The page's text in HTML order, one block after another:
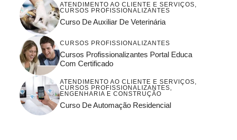
ATENDIMENTO AO CLIENTE E SERVIÇOS
CURSOS PROFISSIONALIZANTES
Curso De Auxiliar De Veterinária
CURSOS PROFISSIONALIZANTES
Cursos Profissionalizantes Portal Educa
Com Certificado
ATENDIMENTO AO CLIENTE E SERVIÇOS
CURSOS PROFISSIONALIZANTES
ENGENHARIA E CONSTRUÇÃO
Curso De Automação Residencial